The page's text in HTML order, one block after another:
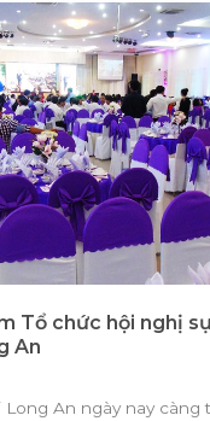
Tổ chức hội nghị
An
Long An ngày nay càng